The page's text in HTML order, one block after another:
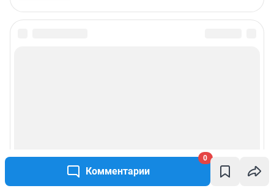
Комментарии
0